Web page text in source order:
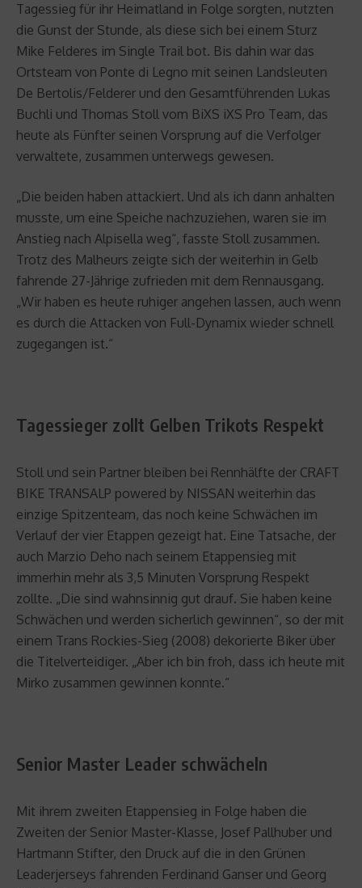
Tagessieg für ihr Heimatland in Folge sorgten, nutzten
die Gunst der Stunde, als diese sich bei einem Sturz
Mike Felderes im Single Trail bot. Bis dahin war das
Ortsteam von Ponte di Legno mit seinen Landsleuten
De Bertolis/Felderer und den Gesamtführenden Lukas
Buchli und Thomas Stoll vom BiXS iXS Pro Team, das
heute als Fünfter seinen Vorsprung auf die Verfolger
verwaltete, zusammen unterwegs gewesen.
„Die beiden haben attackiert. Und als ich dann anhalten
musste, um eine Speiche nachzuziehen, waren sie im
Anstieg nach Alpisella weg“, fasste Stoll zusammen.
Trotz des Malheurs zeigte sich der weiterhin in Gelb
fahrende 27-Jährige zufrieden mit dem Rennausgang.
„Wir haben es heute ruhiger angehen lassen, auch wenn
es durch die Attacken von Full-Dynamix wieder schnell
zugegangen ist.“
Tagessieger zollt Gelben Trikots Respekt
Stoll und sein Partner bleiben bei Rennhälfte der CRAFT
BIKE TRANSALP powered by NISSAN weiterhin das
einzige Spitzenteam, das noch keine Schwächen im
Verlauf der vier Etappen gezeigt hat. Eine Tatsache, der
auch Marzio Deho nach seinem Etappensieg mit
immerhin mehr als 3,5 Minuten Vorsprung Respekt
zollte. „Die sind wahnsinnig gut drauf. Sie haben keine
Schwächen und werden sicherlich gewinnen“, so der mit
einem Trans Rockies-Sieg (2008) dekorierte Biker über
die Titelverteidiger. „Aber ich bin froh, dass ich heute mit
Mirko zusammen gewinnen konnte.“
Senior Master Leader schwächeln
Mit ihrem zweiten Etappensieg in Folge haben die
Zweiten der Senior Master-Klasse, Josef Pallhuber und
Hartmann Stifter, den Druck auf die in den Grünen
Leaderjerseys fahrenden Ferdinand Ganser und Georg